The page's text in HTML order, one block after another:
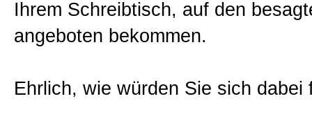
Ihrem Schreibtisch, auf den
angeboten bekommen.
Ehrlich, wie würden Sie sich dabei